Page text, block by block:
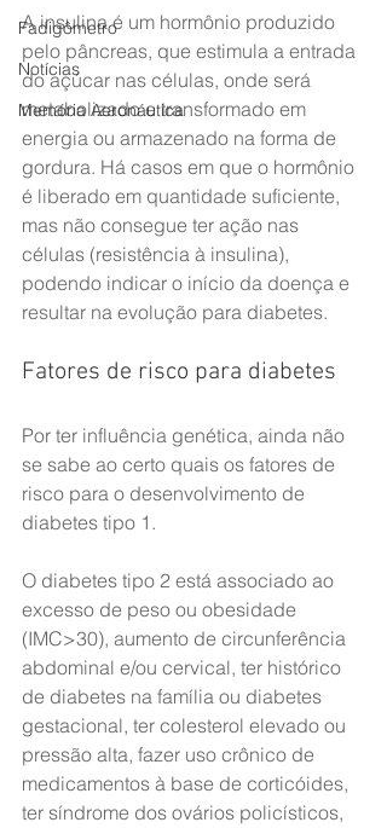
Fadigômetro
Notícias
Memória Aeronáutica
A insulina é um hormônio produzido
pelo pâncreas, que estimula a entrada
do açúcar nas células, onde será
metabolizado e transformado em
energia ou armazenado na forma de
gordura. Há casos em que o hormônio
é liberado em quantidade suficiente,
mas não consegue ter ação nas
células (resistência à insulina),
podendo indicar o início da doença e
resultar na evolução para diabetes.
Fatores de risco para diabetes
Por ter influência genética, ainda não
se sabe ao certo quais os fatores de
risco para o desenvolvimento de
diabetes tipo 1.
O diabetes tipo 2 está associado ao
excesso de peso ou obesidade
(IMC>30), aumento de circunferência
abdominal e/ou cervical, ter histórico
de diabetes na família ou diabetes
gestacional, ter colesterol elevado ou
pressão alta, fazer uso crônico de
medicamentos à base de corticóides,
ter síndrome dos ovários policísticos,